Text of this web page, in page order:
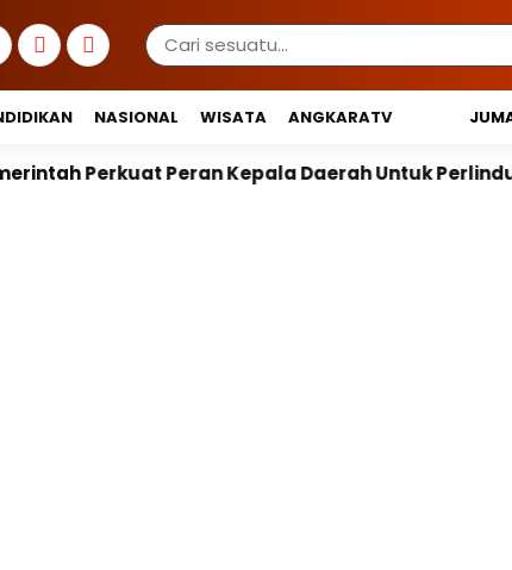
NASIONAL WISATA ANGKARATV
Peran Kepala Daerah Untuk Perlindungan